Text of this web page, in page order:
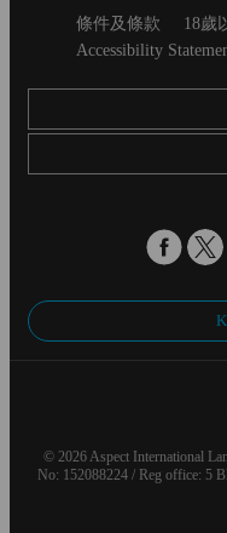
Secondary條件及條款 18歲
Accessibility
© 2026 Aspect International
No: 152088224 / Reg office: 5